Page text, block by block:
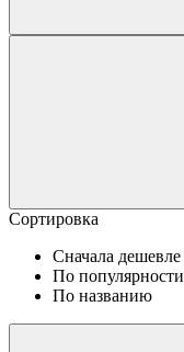
Сортировка
Сначала дешевле
По популярности
По названию